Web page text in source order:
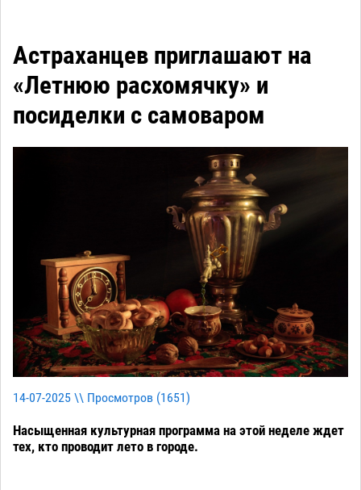
Астраханцев приглашают на
«Летнюю расхомячку» и
посиделки с самоваром
14-07-2025 \\ Просмотров (1651 )
Насыщенная культурная программа на этой неделе ждет
тех, кто проводит лето в городе.